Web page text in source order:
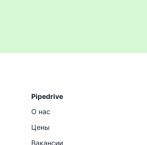
Pipedrive
О нас
Цены
Вакансии